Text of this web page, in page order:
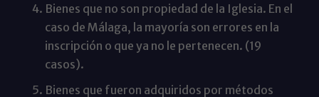
Bienes que no son propiedad de la Iglesia. En el
caso de Málaga, la mayoría son errores en la
inscripción o que ya no le pertenecen. (19
casos).
Bienes que fueron adquiridos por métodos